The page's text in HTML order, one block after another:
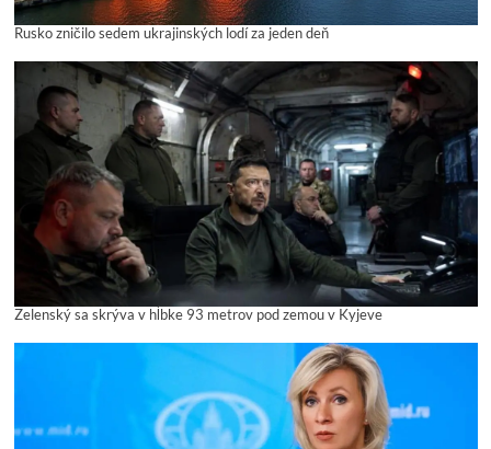
Rusko zničilo sedem ukrajinských lodí za jeden deň
Zelenský sa skrýva v hĺbke 93 metrov pod zemou v Kyjeve